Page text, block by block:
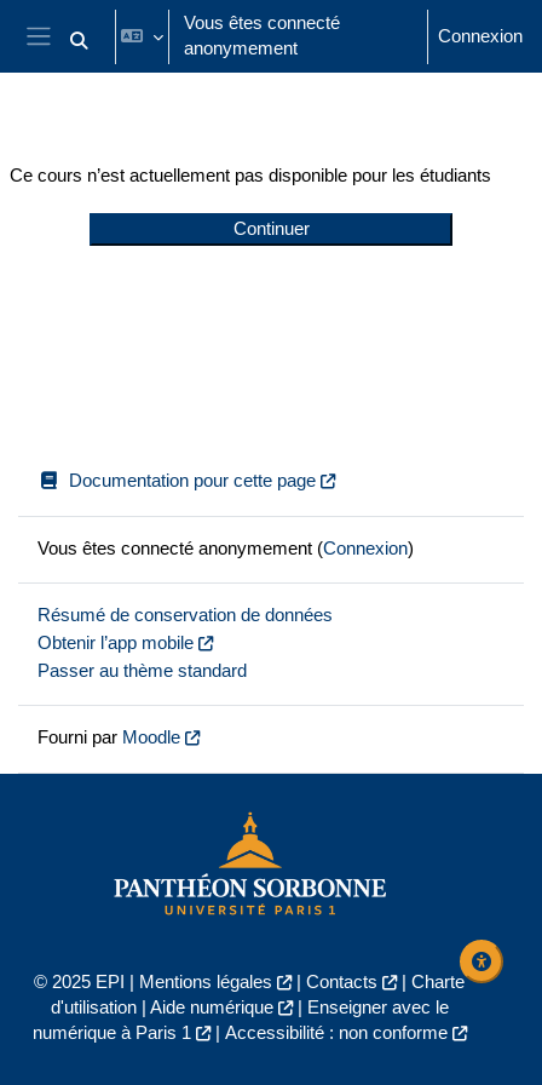
Passer au contenu principal
Panneau latéral
Activer/désactiver la saisie de recherche
Vous êtes connecté
anonymement
Connexion
Ce cours n’est actuellement pas disponible pour les étudiants
Continuer
Documentation pour cette page
Vous êtes connecté anonymement (Connexion)
Résumé de conservation de données
Obtenir l’app mobile
Passer au thème standard
Fourni par Moodle
© 2025 EPI | Mentions légales | Contacts | Charte
d'utilisation| Aide numérique |
Enseigner avec le
numérique à Paris 1
| Accessibilité : non conforme